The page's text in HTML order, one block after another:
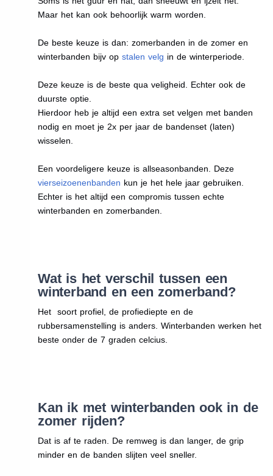
Maar het kan ook behoorlijk warm worden.
De beste keuze is dan: zomerbanden in de zomer en
winterbanden bijv op stalen velg in de winterperiode.
Deze keuze is de beste qua veligheid. Echter ook de
duurste optie.
Hierdoor heb je altijd een extra set velgen met banden
nodig en moet je 2x per jaar de bandenset (laten)
wisselen.
Een voordeligere keuze is allseasonbanden. Deze
vierseizoenenbanden kun je het hele jaar gebruiken.
Echter is het altijd een compromis tussen echte
winterbanden en zomerbanden.
Wat is het verschil tussen een
winterband en een zomerband?
Het soort profiel, de profiediepte en de
rubbersamenstelling is anders. Winterbanden werken het
beste onder de 7 graden celcius.
Kan ik met winterbanden ook in de
zomer rijden?
Dat is af te raden. De remweg is dan langer, de grip
minder en de banden slijten veel sneller.